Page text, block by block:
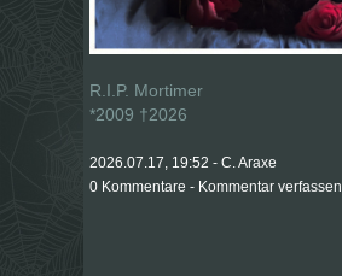
R.I.P. Mortimer
*2009 †2026
2026.07.17, 19:52 - C. Araxe
0 Kommentare - Kommentar verfassen